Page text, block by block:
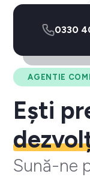
AGENTIE
Ești
Sună-ne
0330